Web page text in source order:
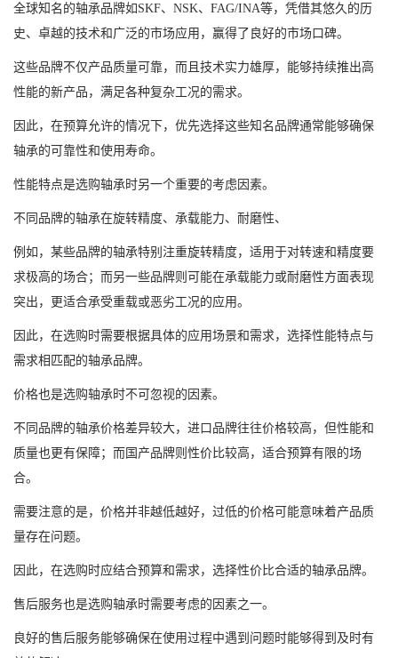
全球知名的轴承品牌如SKF、NSK、FAG/INA等，凭借其悠久的历
史、卓越的技术和广泛的市场应用，赢得了良好的市场口碑。
这些品牌不仅产品质量可靠，而且技术实力雄厚，能够持续推出高
性能的新产品，满足各种复杂工况的需求。
因此，在预算允许的情况下，优先选择这些知名品牌通常能够确保
轴承的可靠性和使用寿命。
性能特点是选购轴承时另一个重要的考虑因素。
不同品牌的轴承在旋转精度、承载能力、耐磨性、
例如，某些品牌的轴承特别注重旋转精度，适用于对转速和精度要
求极高的场合；而另一些品牌则可能在承载能力或耐磨性方面表现
突出，更适合承受重载或恶劣工况的应用。
因此，在选购时需要根据具体的应用场景和需求，选择性能特点与
需求相匹配的轴承品牌。
价格也是选购轴承时不可忽视的因素。
不同品牌的轴承价格差异较大，进口品牌往往价格较高，但性能和
质量也更有保障；而国产品牌则性价比较高，适合预算有限的场
合。
需要注意的是，价格并非越低越好，过低的价格可能意味着产品质
量存在问题。
因此，在选购时应结合预算和需求，选择性价比合适的轴承品牌。
售后服务也是选购轴承时需要考虑的因素之一。
良好的售后服务能够确保在使用过程中遇到问题时能够得到及时有